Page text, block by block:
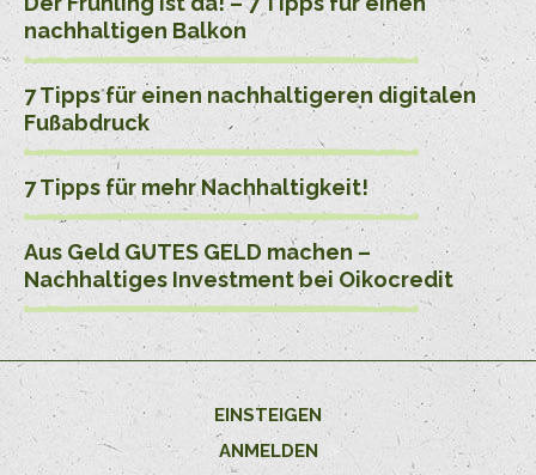
nachhaltigen Balkon
7 Tipps für einen nachhaltigeren digitalen
Fußabdruck
7 Tipps für mehr Nachhaltigkeit!
Aus Geld GUTES GELD machen –
Nachhaltiges Investment bei Oikocredit
EINSTEIGEN
ANMELDEN